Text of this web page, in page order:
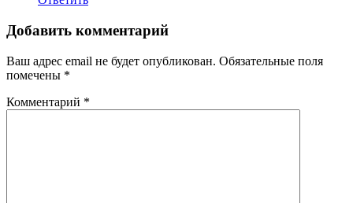
Добавить комментарий
Ваш адрес email не будет опубликован. Обязательные поля
помечены *
Комментарий *